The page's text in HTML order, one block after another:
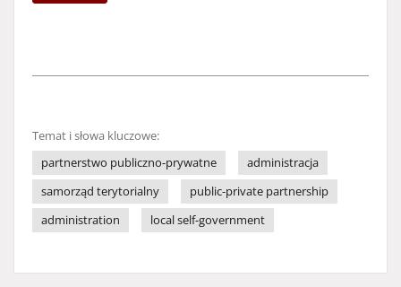
Temat i słowa kluczowe:
partnerstwo publiczno-prywatne
administracja
samorząd terytorialny
public-private partnership
administration
local self-government